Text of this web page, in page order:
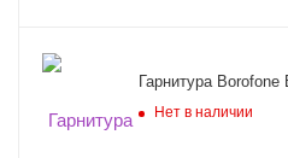
Гарнитура
Нет в наличии